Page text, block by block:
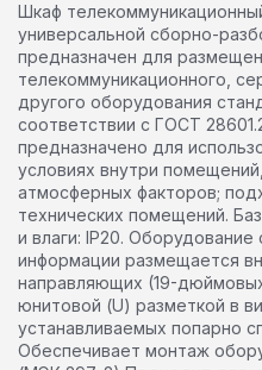
Шкаф
универсальной сборно-
предназначен для
телекоммуникационного,
другого оборудования
соответствии с ГОСТ
предназначено для
условиях внутри
атмосферных факторов;
технических помещений.
и влаги: IP20.
информации размещается
направляющих (19-
юнитовой (U) разметкой в
устанавливаемых попарно
Обеспечивает монтаж